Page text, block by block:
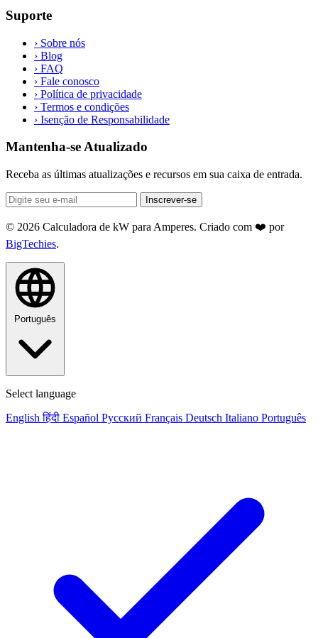
Suporte
› Sobre nós
› Blog
› FAQ
› Fale conosco
› Política de privacidade
› Termos e condições
› Isenção de Responsabilidade
Mantenha-se Atualizado
Receba as últimas atualizações e recursos em sua caixa de entrada.
Inscrever-se
© 2026 Calculadora de kW para Amperes. Criado com ❤️ por
BigTechies.
Português
Select language
English हिंदी Español Русский Français Deutsch Italiano Português